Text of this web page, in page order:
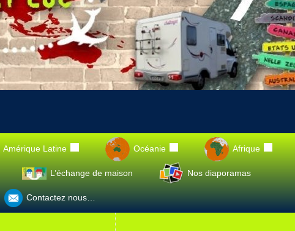
Amérique Latine Océanie Afrique
L’échange de maison Nos diaporamas
Contactez nous…